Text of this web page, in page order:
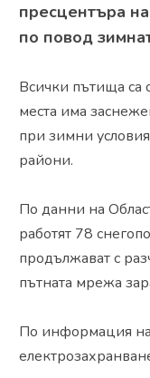
пресцентъра
по повод
Всички пътища са
места има
при зимни
райони.
По данни на
работят 78
продължават с
пътната мрежа
По информация на